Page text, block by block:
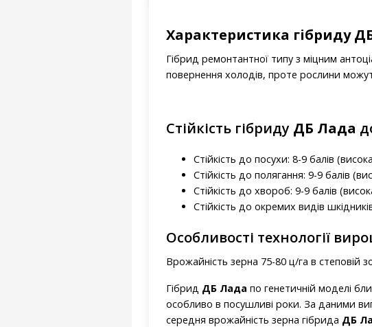
Характеристика гібриду
Гібрид ремонтантної типу з міцним
повернення холодів, проте рослини
Стійкість гібриду ДБ Лада
Стійкість до посухи: 8-9 балів
Стійкість до полягання: 9-9 балів
Стійкість до хвороб: 9-9 балів
Стійкість до окремих видів
Особливості технології
Врожайність зерна 75-80 ц/га в степовій
Гібрид ДБ Лада по генетичній моделі
особливо в посушливі роки. За даними
середня врожайність зерна гібрида ДБ